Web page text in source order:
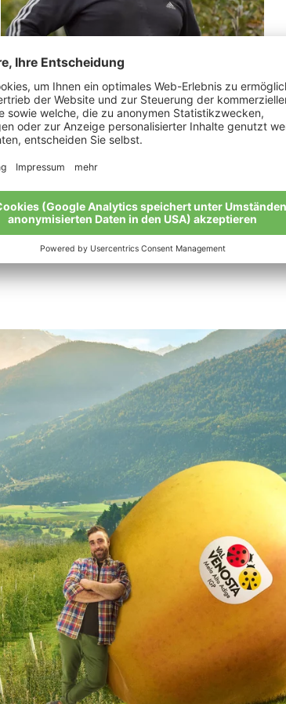
Telser Roman
“Bioäpfel sind meine wahre Inspiration.“
Meine Geschichte
Alle Bio-Bauern im Überblick